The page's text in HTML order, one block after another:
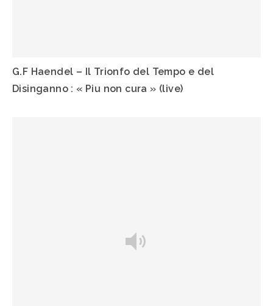
G.F Haendel – Il Trionfo del Tempo e del
Disinganno : « Piu non cura » (live)